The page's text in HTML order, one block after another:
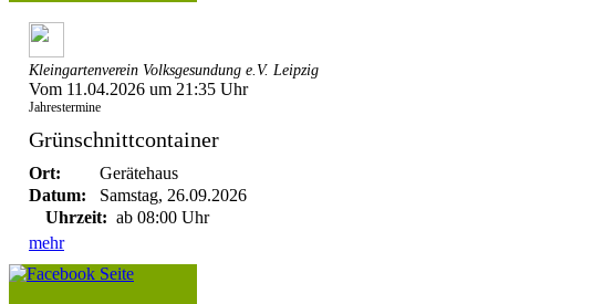
Kleingartenverein Volksgesundung e.V. Leipzig
Vom 11.04.2026 um 21:35 Uhr
Jahrestermine
Grünschnittcontainer
Ort:
Gerätehaus
Datum:
Samstag, 26.09.2026
Uhrzeit: ab 08:00 Uhr
mehr